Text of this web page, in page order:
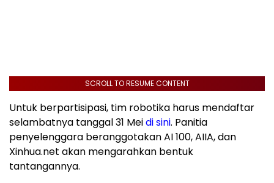
SCROLL TO RESUME CONTENT
Untuk berpartisipasi, tim robotika harus mendaftar
selambatnya tanggal 31 Meidi sini. Panitia
penyelenggara beranggotakan AI 100, AIIA, dan
Xinhua.net akan mengarahkan bentuk
tantangannya.